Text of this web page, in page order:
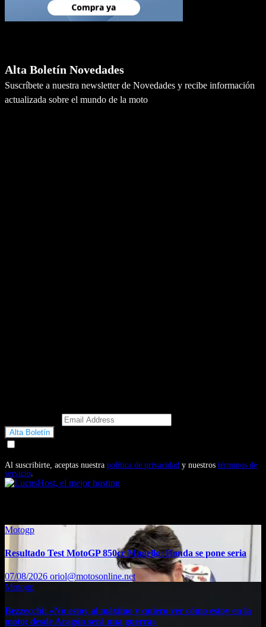
Alta Boletín Novedades
Suscríbete a nuestra newsletter de Novedades y recibe información
actualizada sobre el mundo de la moto
Al suscribirte, aceptas nuestra política de privacidad y nuestros términos de
servicio.
Motogp
Resultado Test MotoGP 850cc Mugello: Honda se pone seria
07/08/2026 oriol@motosonline.net
Motogp
Bezzecchi: «No estoy al máximo y quiero ver cómo estoy en la
moto; desde Aragón será una guerra»